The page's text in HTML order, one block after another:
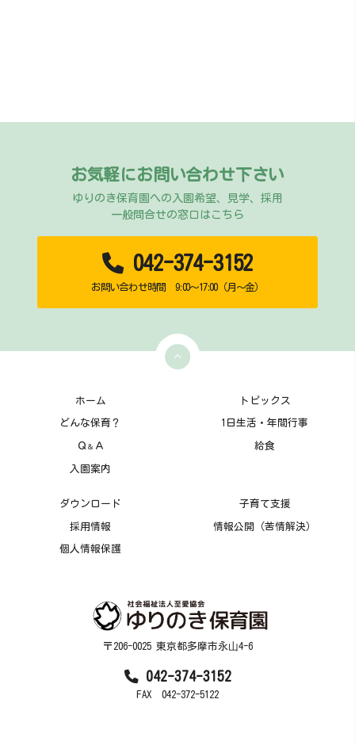
お気軽にお問い合わせ下さい
ゆりのき保育園への入園希望、見学、採用
一般問合せの窓口はこちら
042-374-3152
お問い合わせ時間 9:00～17:00（月～金）
ホーム トピックス
どんな保育？ 1日生活・年間行事
Ｑ ＆ Ａ 給食
入園案内
ダウンロード 子育て支援
採用情報 情報公開（苦情解決）
個人情報保護
〒206-0025 東京都多摩市永⼭4-6
042-374-3152
FAX 042-372-5122